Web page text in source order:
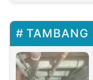
TAMBANG